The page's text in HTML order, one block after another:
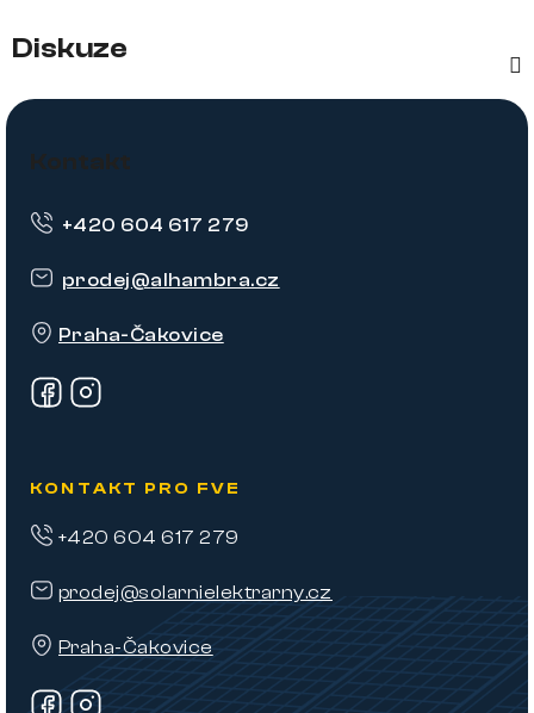
Diskuze
Z
Kontakt
prodej@alhambra.cz
Praha-Čakovice
+420 604 617 279
KONTAKT PRO FVE
prodej@solarnielektrarny.cz
Praha-Čakovice
+420 604 617 279